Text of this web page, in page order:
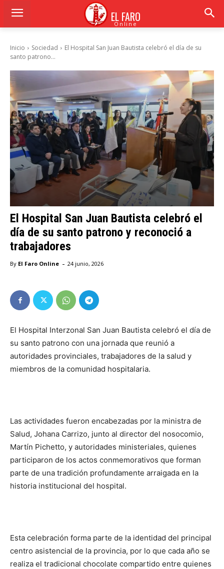
EL FARO
Online
Inicio Sociedad
El Hospital San Juan Bautista celebró el día de su
santo patrono...
El Hospital San Juan Bautista celebró el
día de su santo patrono y reconoció a
trabajadores
By El Faro Online - 24 junio, 2026
El Hospital Interzonal San Juan Bautista celebró el día de
su santo patrono con una jornada que reunió a
autoridades provinciales, trabajadores de la salud y
miembros de la comunidad hospitalaria.
Las actividades fueron encabezadas por la ministra de
Salud, Johana Carrizo, junto al director del nosocomio,
Martín Pichetto, y autoridades ministeriales, quienes
participaron de los actos conmemorativos que forman
parte de una tradición profundamente arraigada en la
historia institucional del hospital.
Esta celebración forma parte de la identidad del principal
centro asistencial de la provincia, por lo que cada año se
realiza el tradicional chocolate compartido entre quienes